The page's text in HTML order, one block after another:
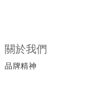
關於我們
品牌精神